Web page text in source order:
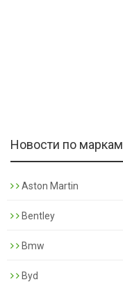
Новости по маркам
Aston Martin
Bentley
Bmw
Byd